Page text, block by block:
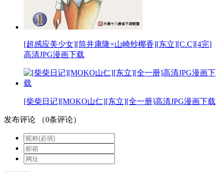
[超感应美少女][筒井康隆×山崎纱椰香][东立][C.C][4完]
高清JPG漫画下载
[柴柴日记][MOKO山仁][东立][全一册]高清JPG漫画下载
发布评论 （0条评论）